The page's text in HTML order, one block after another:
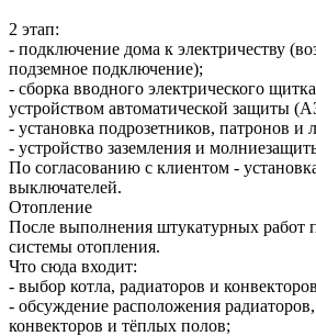
2 этап:
- подключение дома к электричеству
подземное подключение);
- сборка вводного электрического
устройством автоматической защиты
- установка подрозетников, патронов и
- устройство заземления и
По согласованию с клиентом -
выключателей.
Отопление
После выполнения штукатурных работ
системы отопления.
Что сюда входит:
- выбор котла, радиаторов и
- обсуждение расположения радиаторов,
конвекторов и тёплых полов;